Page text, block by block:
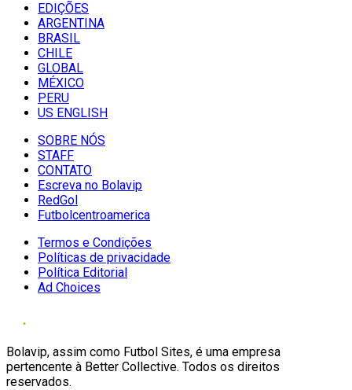
EDIÇÕES
ARGENTINA
BRASIL
CHILE
GLOBAL
MÉXICO
PERU
US ENGLISH
SOBRE NÓS
STAFF
CONTATO
Escreva no Bolavip
RedGol
Futbolcentroamerica
Termos e Condições
Políticas de privacidade
Política Editorial
Ad Choices
Bolavip, assim como Futbol Sites, é uma empresa
pertencente à Better Collective. Todos os direitos
reservados.